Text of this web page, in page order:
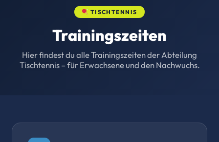
TISCHTENNIS
Trainingszeiten
Hier findest du alle Trainingszeiten der Abteilung
Tischtennis – für Erwachsene und den Nachwuchs.